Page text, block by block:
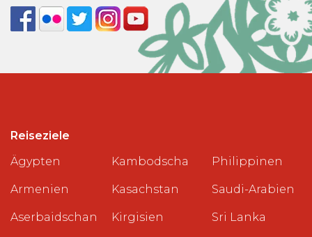
Reiseziele
Ägypten
Armenien
Aserbaidschan
Kambodscha
Kasachstan
Kirgisien
Philippinen
Saudi-Arabien
Sri Lanka